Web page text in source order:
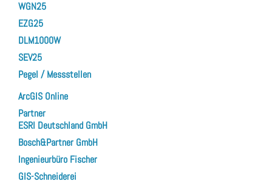
WGN25
EZG25
DLM1000W
SEV25
Pegel / Messstellen
ArcGIS Online
Partner
ESRI Deutschland GmbH
Bosch&Partner GmbH
Ingenieurbüro Fischer
GIS-Schneiderei